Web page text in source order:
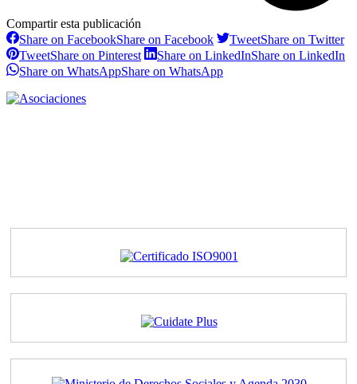
Compartir esta publicación
Share on FacebookShare on Facebook TweetShare on Twitter
TweetShare on Pinterest Share on LinkedInShare on LinkedIn
Share on WhatsAppShare on WhatsApp